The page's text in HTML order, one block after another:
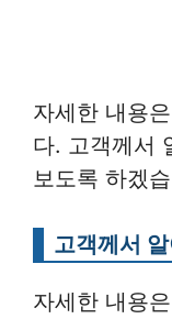
자세한 내용
다. 고객께서
보도록 하겠
고객께서
자세한 내용